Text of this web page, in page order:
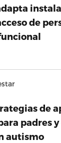
de
de
padres
autismo